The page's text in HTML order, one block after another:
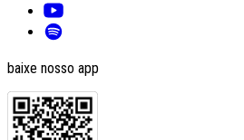
baixe nosso app